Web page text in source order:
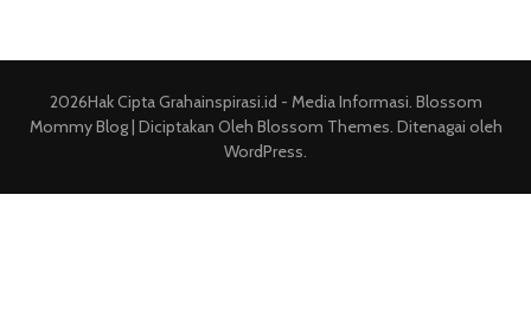
2026Hak CiptaGrahainspirasi.id - Media Informasi. Blossom
Mommy Blog | Diciptakan Oleh Blossom Themes. Ditenagai oleh
WordPress.